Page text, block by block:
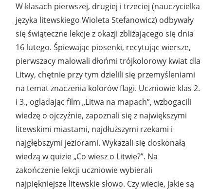
W klasach pierwszej, drugiej i trzeciej (nauczycielka
języka litewskiego Wioleta Stefanowicz) odbywały
się świąteczne lekcje z okazji zbliżającego się dnia
16 lutego. Śpiewając piosenki, recytując wiersze,
pierwszacy malowali dłońmi trójkolorowy kwiat dla
Litwy, chętnie przy tym dzielili się przemyśleniami
na temat znaczenia kolorów flagi. Uczniowie klas 2.
i 3., oglądając film „Litwa na mapach”, wzbogacili
wiedzę o ojczyźnie, zapoznali się z największymi
litewskimi miastami, najdłuższymi rzekami i
najgłębszymi jeziorami. Wykazali się doskonałą
wiedzą w quizie „Co wiesz o Litwie?”. Na
zakończenie lekcji uczniowie wybierali
najpiękniejsze litewskie słowo. Czy wiecie, jakie są